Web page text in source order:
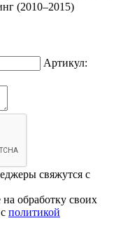
(2010–2015)
Артикул:
свяжутся с
обработку своих
политикой